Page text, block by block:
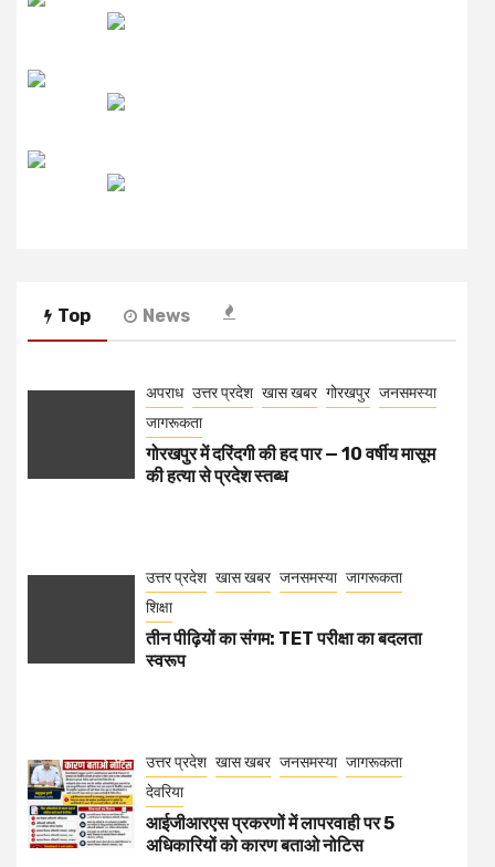
Top News
अपराध उत्तर प्रदेश खास खबर गोरखपुर जनसमस्या
जागरूकता
गोरखपुर में दरिंदगी की हद पार — 10 वर्षीय मासूम
की हत्या से प्रदेश स्तब्ध
उत्तर प्रदेश खास खबर जनसमस्या जागरूकता
शिक्षा
तीन पीढ़ियों का संगम: TET परीक्षा का बदलता
स्वरूप
उत्तर प्रदेश खास खबर जनसमस्या जागरूकता
देवरिया
आईजीआरएस प्रकरणों में लापरवाही पर 5
अधिकारियों को कारण बताओ नोटिस